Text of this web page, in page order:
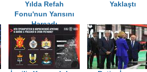
Yılda Refah
Fonu'nun Yarısını
Harcadı
Yaklaştı